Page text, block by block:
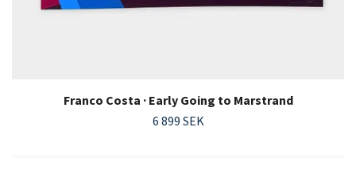
Franco Costa · Early Going to Marstrand
6 899 SEK